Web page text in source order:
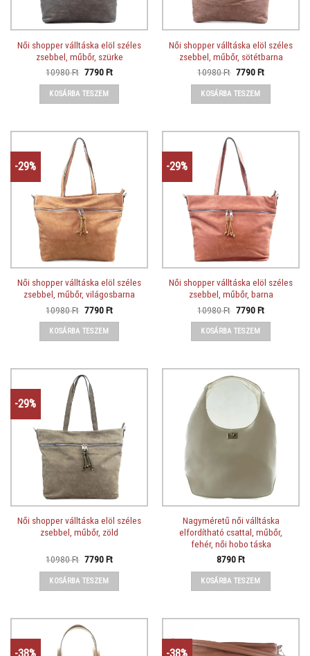
Női shopper válltáska elöl széles
zsebbel, műbőr, szürke
10980Ft Original
was:
10980 Ft.
7790FtCurrent
KOSÁRBA TESZEM
Női shopper válltáska elöl széles
zsebbel, műbőr, sötétbarna
10980Ft Original
was:
10980 Ft.
7790FtCurrent
KOSÁRBA TESZEM
-29%
Női shopper válltáska elöl széles
zsebbel, műbőr, világosbarna
10980Ft Original
was:
10980 Ft.
7790FtCurrent
KOSÁRBA TESZEM
-29%
Női shopper válltáska elöl széles
zsebbel, műbőr, barna
10980Ft Original
was:
10980 Ft.
7790FtCurrent
KOSÁRBA TESZEM
-29%
Női shopper válltáska elöl széles
zsebbel, műbőr, zöld
10980Ft Original
was:
10980 Ft.
7790FtCurrent
KOSÁRBA TESZEM
Nagyméretű női válltáska
elfordítható csattal, műbőr,
fehér, női hobo táska
8790Ft
KOSÁRBA TESZEM
-38% -38%